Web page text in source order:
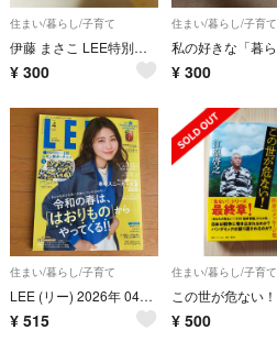
住まい/暮らし/子育て
伊藤 まさこ LEE特別編集 毎日がこはるびより (集英社ムック)
¥ 300
住まい/暮らし/子育て
¥ 300
住まい/暮らし/子育て
LEE (リー) 2026年 04月号
¥ 515
住まい/暮らし/子育て
この世が危ない！
¥ 500